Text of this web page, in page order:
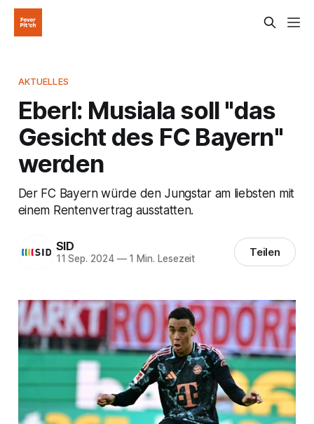
AKTUELLES
Eberl: Musiala soll "das
Gesicht des FC Bayern"
werden
Der FC Bayern würde den Jungstar am liebsten mit
einem Rentenvertrag ausstatten.
SID
11 Sep. 2024 —1 Min. Lesezeit Teilen